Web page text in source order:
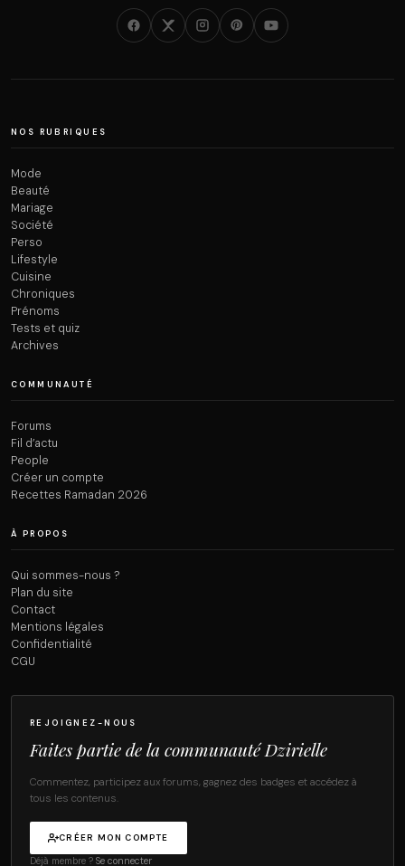
NOS RUBRIQUES
Mode
Beauté
Mariage
Société
Perso
Lifestyle
Cuisine
Chroniques
Prénoms
Tests et quiz
Archives
COMMUNAUTÉ
Forums
Fil d’actu
People
Créer un compte
Recettes Ramadan 2026
À PROPOS
Qui sommes-nous ?
Plan du site
Contact
Mentions légales
Confidentialité
CGU
REJOIGNEZ-NOUS
Faites partie de la communauté Dzirielle
Commentez, participez aux forums, gagnez des badges et accédez à
tous les contenus.
CRÉER MON COMPTE
Déjà membre ? Se connecter